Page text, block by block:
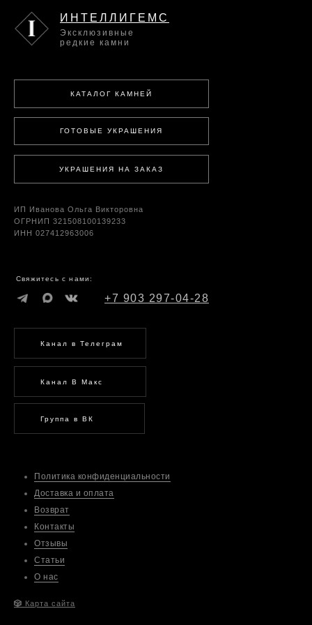
КАТАЛОГ КАМНЕЙ
УКРАШЕНИЯ НА ЗАКАЗ
ГОТОВЫЕ УКРАШЕНИЯ
Эксклюзивные
редкие камни
ИНТЕЛЛИГЕМС
Политика конфиденциальности
Доставка и оплата
Возврат
Контакты
Отзывы
Статьи
О нас
+7 903 297-04-28
Канал В Макс
Группа в ВК
Канал в Телеграм
Свяжитесь с нами:
🎲 Карта сайта
ИП Иванова Ольга Викторовна
ОГРНИП 321508100139233
ИНН 027412963006